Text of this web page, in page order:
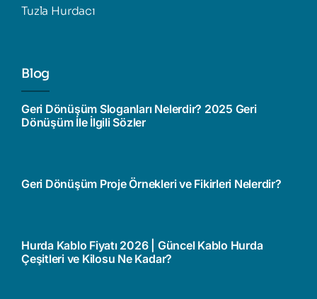
Tuzla Hurdacı
Blog
Geri Dönüşüm Sloganları Nelerdir? 2025 Geri
Dönüşüm İle İlgili Sözler
Geri Dönüşüm Proje Örnekleri ve Fikirleri Nelerdir?
Hurda Kablo Fiyatı 2026 | Güncel Kablo Hurda
Çeşitleri ve Kilosu Ne Kadar?